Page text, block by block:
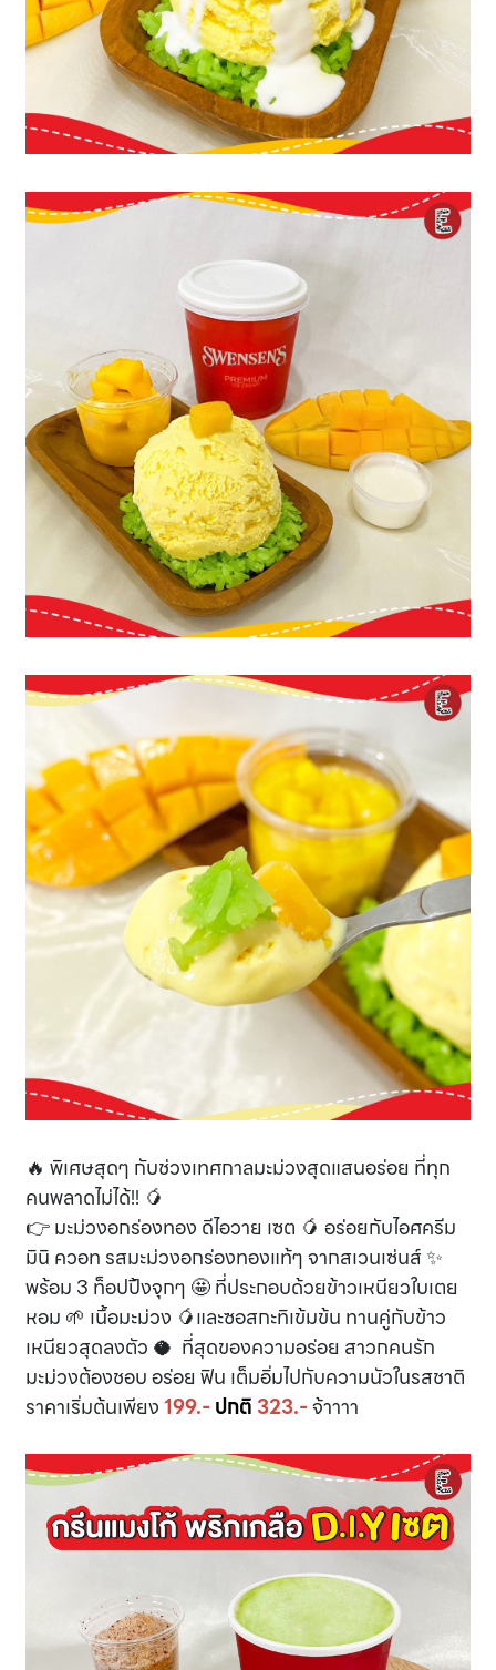
🔥 พิเศษสุดๆ กับช่วงเทศกาลมะม่วงสุดแสนอร่อย ที่ทุก
คนพลาดไม่ได้!! 🥭
👉 มะม่วงอกร่องทอง ดีไอวาย เซต 🥭 อร่อยกับไอศครีม
มินิ ควอท รสมะม่วงอกร่องทองแท้ๆ จากสเวนเซ่นส์ ✨
พร้อม 3 ท็อปปิ้งจุกๆ 🤩 ที่ประกอบด้วยข้าวเหนียวใบเตย
หอม 🌱 เนื้อมะม่วง 🥭และซอสกะทิเข้มข้น ทานคู่กับข้าว
เหนียวสุดลงตัว 🥥 ที่สุดของความอร่อย สาวกคนรัก
มะม่วงต้องชอบ อร่อย ฟิน เต็มอิ่มไปกับความนัวในรสชาติ
ราคาเริ่มต้นเพียง199.- ปกติ323.-จ้าาาา